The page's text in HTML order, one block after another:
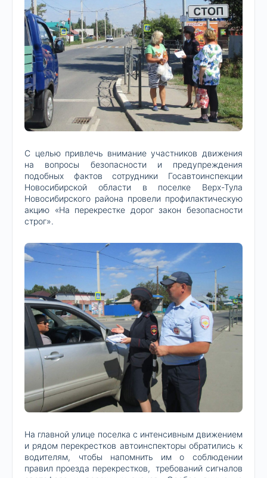
С целью привлечь внимание участников движения
на вопросы безопасности и предупреждения
подобных фактов сотрудники Госавтоинспекции
Новосибирской области в поселке Верх-Тула
Новосибирского района провели профилактическую
акцию «На перекрестке дорог закон безопасности
строг».
На главной улице поселка с интенсивным движением
и рядом перекрестков автоинспекторы обратились к
водителям, чтобы напомнить им о соблюдении
правил проезда перекрестков, требований сигналов